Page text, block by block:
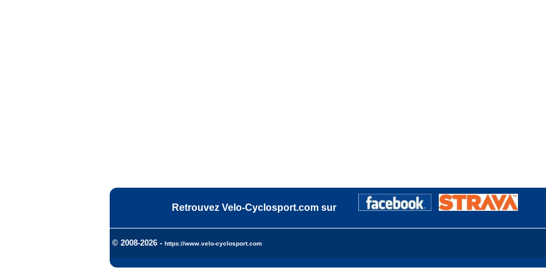
Retrouvez Velo-Cyclosport.com sur
© 2008-2026 - https://www.velo-cyclosport.com